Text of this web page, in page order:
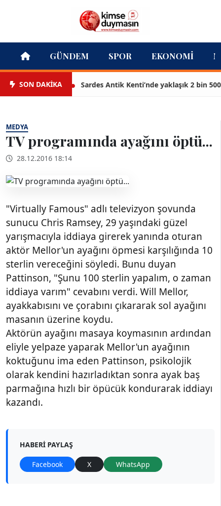
GÜNDEM SPOR EKONOMI
SON DAKİKA Sardes Antik Kenti’nde yaklaşık 2 bin 500
MEDYA
TV programında ayağını öptü...
28.12.2016 18:14
"Virtually Famous" adlı televizyon şovunda
sunucu Chris Ramsey, 29 yaşındaki güzel
yarışmacıyla iddiaya girerek yanında oturan
aktör Mellor'un ayağını öpmesi karşılığında 10
sterlin vereceğini söyledi. Bunu duyan
Pattinson, "Şunu 100 sterlin yapalım, o zaman
iddiaya varım" cevabını verdi. Will Mellor,
ayakkabısını ve çorabını çıkararak sol ayağını
masanın üzerine koydu.
Aktörün ayağını masaya koymasının ardından
eliyle yelpaze yaparak Mellor'un ayağının
koktuğunu ima eden Pattinson, psikolojik
olarak kendini hazırladıktan sonra ayak baş
parmağına hızlı bir öpücük kondurarak iddiayı
kazandı.
HABERI PAYLAŞ
Facebook X WhatsApp